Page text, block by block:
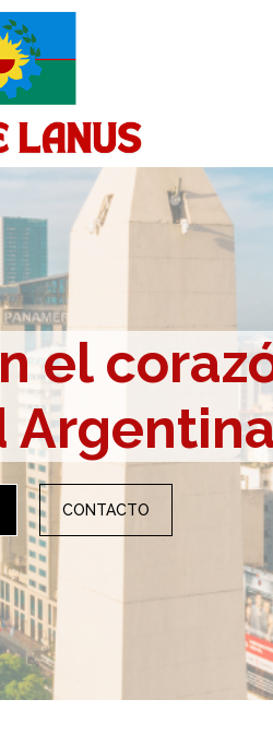
el
CONTACTO